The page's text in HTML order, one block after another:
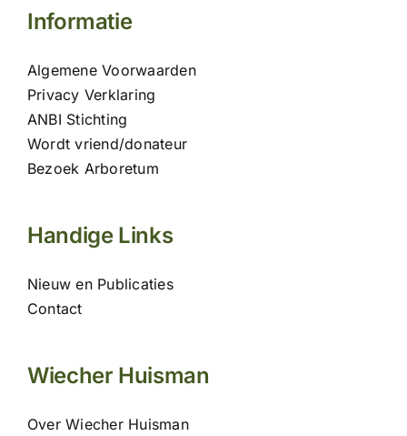
Informatie
Algemene Voorwaarden
Privacy Verklaring
ANBI Stichting
Wordt vriend/donateur
Bezoek Arboretum
Handige Links
Nieuw en Publicaties
Contact
Wiecher Huisman
Over Wiecher Huisman